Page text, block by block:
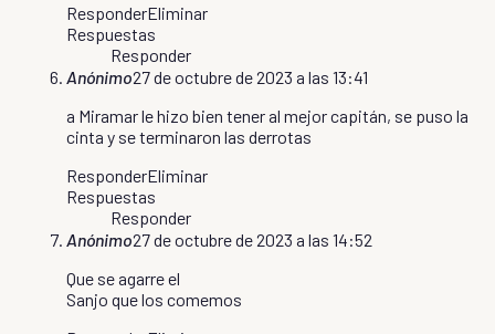
ResponderEliminar
Respuestas
Responder
Anónimo27 de octubre de 2023 a las 13:41
a Miramar le hizo bien tener al mejor capitán, se puso la
cinta y se terminaron las derrotas
ResponderEliminar
Respuestas
Responder
Anónimo27 de octubre de 2023 a las 14:52
Que se agarre el
Sanjo que los comemos